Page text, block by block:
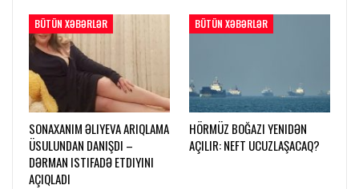
BÜTÜN XƏBƏRLƏR
SONAXANIM ƏLIYEVA ARIQLAMA
ÜSULUNDAN DANIŞDI –
DƏRMAN ISTIFADƏ ETDIYINI
AÇIQLADI
BÜTÜN XƏBƏRLƏR
HÖRMÜZ BOĞAZI YENIDƏN
AÇILIR: NEFT UCUZLAŞACAQ?